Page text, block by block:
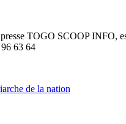
TOGO SCOOP INFO,
63 64
de la nation